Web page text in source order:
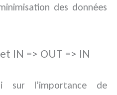
des données
IN => OUT => IN
sur l’importance de